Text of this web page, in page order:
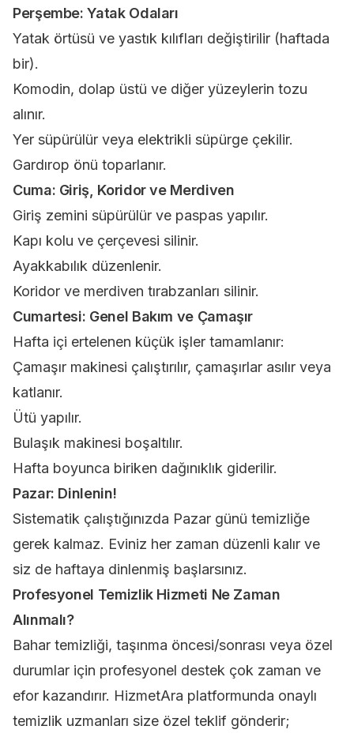
Perşembe: Yatak Odaları
Yatak örtüsü ve yastık kılıfları değiştirilir (haftada
bir).
Komodin, dolap üstü ve diğer yüzeylerin tozu
alınır.
Yer süpürülür veya elektrikli süpürge çekilir.
Gardırop önü toparlanır.
Cuma: Giriş, Koridor ve Merdiven
Giriş zemini süpürülür ve paspas yapılır.
Kapı kolu ve çerçevesi silinir.
Ayakkabılık düzenlenir.
Koridor ve merdiven tırabzanları silinir.
Cumartesi: Genel Bakım ve Çamaşır
Hafta içi ertelenen küçük işler tamamlanır:
Çamaşır makinesi çalıştırılır, çamaşırlar asılır veya
katlanır.
Ütü yapılır.
Bulaşık makinesi boşaltılır.
Hafta boyunca biriken dağınıklık giderilir.
Pazar: Dinlenin!
Sistematik çalıştığınızda Pazar günü temizliğe
gerek kalmaz. Eviniz her zaman düzenli kalır ve
siz de haftaya dinlenmiş başlarsınız.
Profesyonel Temizlik Hizmeti Ne Zaman
Alınmalı?
Bahar temizliği, taşınma öncesi/sonrası veya özel
durumlar için profesyonel destek çok zaman ve
efor kazandırır. HizmetAra platformunda onaylı
temizlik uzmanları size özel teklif gönderir;